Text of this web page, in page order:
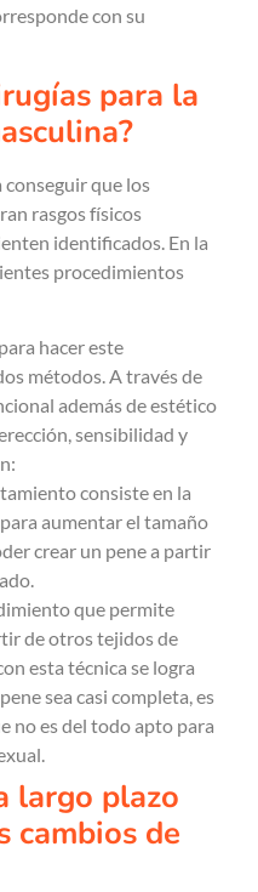
con su
para la
conseguir que los
rasgos físicos
identificados. En la
procedimientos
para hacer este
métodos. A través de
además de estético
sensibilidad y
consiste en la
aumentar el tamaño
crear un pene a partir
que permite
de otros tejidos de
esta técnica se logra
sea casi completa, es
no es del todo apto para
largo plazo
cambios de